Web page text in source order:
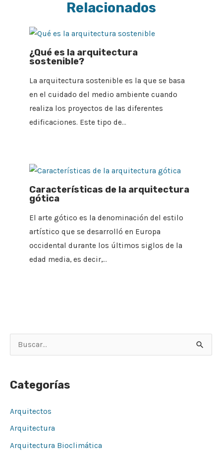
Relacionados
¿Qué es la arquitectura
sostenible?
La arquitectura sostenible es la que se basa
en el cuidado del medio ambiente cuando
realiza los proyectos de las diferentes
edificaciones. Este tipo de…
Características de la arquitectura
gótica
El arte gótico es la denominación del estilo
artístico que se desarrolló en Europa
occidental durante los últimos siglos de la
edad media, es decir,…
a
r
Categorías
Arquitectos
Arquitectura
Arquitectura Bioclimática